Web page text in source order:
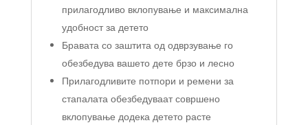
прилагодливо вклопување и максимална
удобност за детето
Бравата со заштита од одврзување го
обезбедува вашето дете брзо и лесно
Прилагодливите потпори и ремени за
стапалата обезбедуваат совршено
вклопување додека детето расте